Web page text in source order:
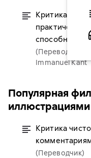
Критика
способности
(Переводчик)
Immanuel Kant
Популярная
иллюстрациями
Критика
(Переводчик)